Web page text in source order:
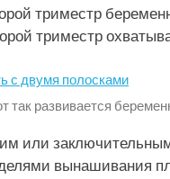
триместр
триместр
так развивается
или
вынашивания